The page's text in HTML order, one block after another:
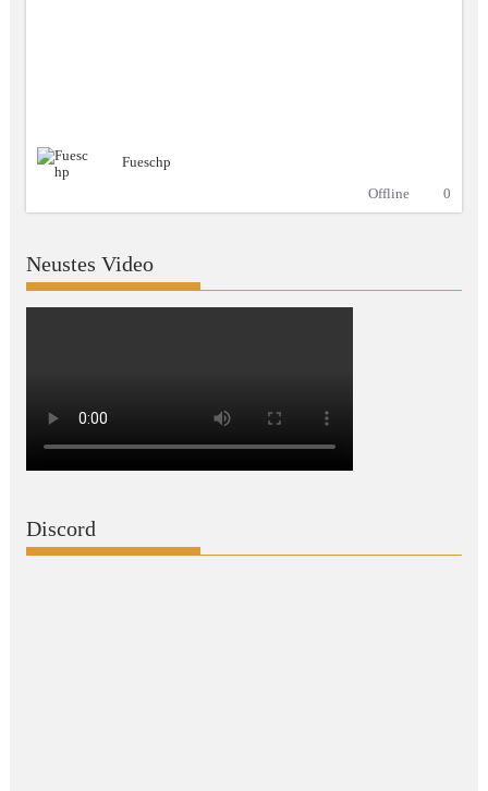
Fueschp
Offline
0
Neustes Video
Discord